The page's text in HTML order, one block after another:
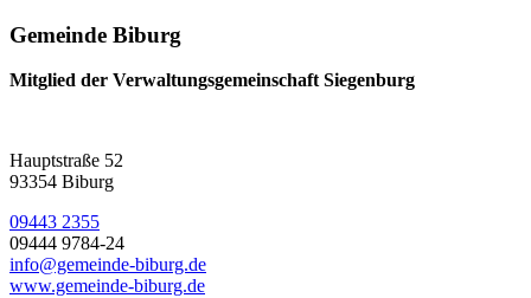
Gemeinde Biburg
Mitglied der Verwaltungsgemeinschaft Siegenburg
Hauptstraße 52
93354 Biburg
09443 2355
09444 9784-24
info@gemeinde-biburg.de
www.gemeinde-biburg.de